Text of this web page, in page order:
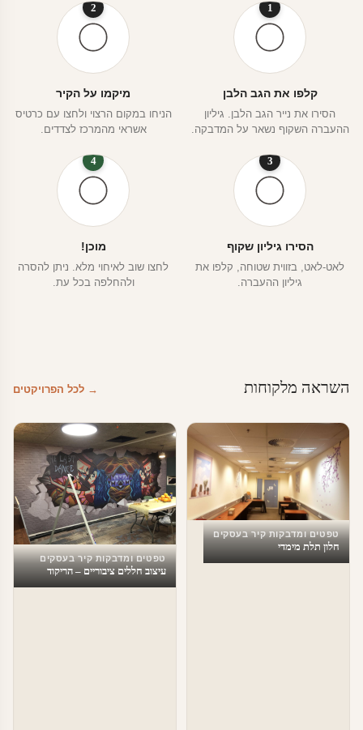
1
קלפו את הגב הלבן
הסירו את נייר הגב הלבן. גיליון
ההעברה השקוף נשאר על המדבקה.
2
מיקמו על הקיר
הניחו במקום הרצוי ולחצו עם כרטיס
אשראי מהמרכז לצדדים.
3
הסירו גיליון שקוף
לאט-לאט, בזווית שטוחה, קלפו את
גיליון ההעברה.
4
מוכן!
לחצו שוב לאיחוי מלא. ניתן להסרה
ולהחלפה בכל עת.
השראה מלקוחות → לכל הפרויקטים
טפטים ומדבקות קיר בעסקים
חלון תלת מימדי
טפטים ומדבקות קיר בעסקים
עיצוב חללים ציבוריים – הריקוד
האחרון